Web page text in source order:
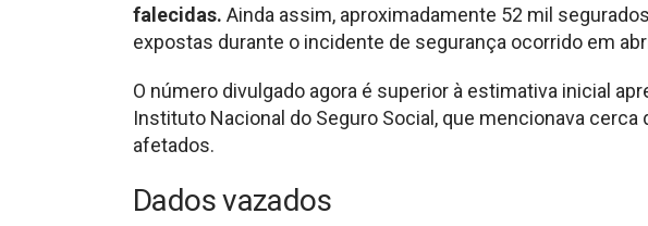
falecidas. Ainda assim, aproximadamente 52 mil
expostas durante o incidente de segurança ocorrido em
O número divulgado agora é superior à estimativa inicial
Instituto Nacional do Seguro Social, que mencionava
afetados.
Dados vazados